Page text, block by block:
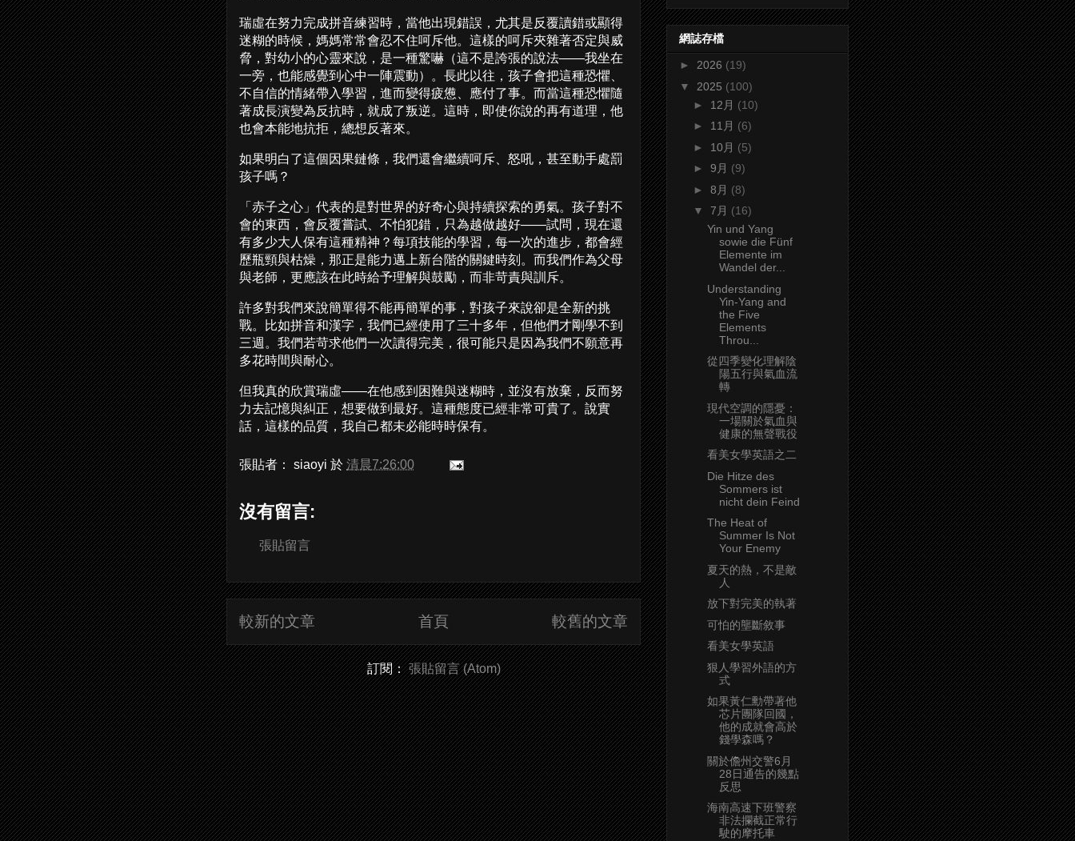
瑞虛在努力完成拼音練習時，當他出現錯誤，尤其是反覆讀錯或顯得
迷糊的時候，媽媽常常會忍不住呵斥他。這樣的呵斥夾雜著否定與威
脅，對幼小的心靈來說，是一種驚嚇（這不是誇張的說法——我坐在
一旁，也能感覺到心中一陣震動）。長此以往，孩子會把這種恐懼、
不自信的情緒帶入學習，進而變得疲憊、應付了事。而當這種恐懼隨
著成長演變為反抗時，就成了叛逆。這時，即使你說的再有道理，他
也會本能地抗拒，總想反著來。
如果明白了這個因果鏈條，我們還會繼續呵斥、怒吼，甚至動手處罰
孩子嗎？
「赤子之心」代表的是對世界的好奇心與持續探索的勇氣。孩子對不
會的東西，會反覆嘗試、不怕犯錯，只為越做越好——試問，現在還
有多少大人保有這種精神？每項技能的學習，每一次的進步，都會經
歷瓶頸與枯燥，那正是能力邁上新台階的關鍵時刻。而我們作為父母
與老師，更應該在此時給予理解與鼓勵，而非苛責與訓斥。
許多對我們來說簡單得不能再簡單的事，對孩子來說卻是全新的挑
戰。比如拼音和漢字，我們已經使用了三十多年，但他們才剛學不到
三週。我們若苛求他們一次讀得完美，很可能只是因為我們不願意再
多花時間與耐心。
但我真的欣賞瑞虛——在他感到困難與迷糊時，並沒有放棄，反而努
力去記憶與糾正，想要做到最好。這種態度已經非常可貴了。說實
話，這樣的品質，我自己都未必能時時保有。
張貼者： siaoyi 於 清晨7:26:00
沒有留言:
張貼留言
較新的文章 較舊的文章
首頁
訂閱：張貼留言 (Atom)
網誌存檔
► 2026 (19)
▼ 2025 (100)
► 12月 (10)
► 11月 (6)
► 10月 (5)
► 9月 (9)
► 8月 (8)
▼ 7月 (16)
Yin und Yang
sowie die Fünf
Elemente im
Wandel der...
Understanding
Yin-Yang and
the Five
Elements
Throu...
從四季變化理解陰
陽五行與氣血流
轉
現代空調的隱憂：
一場關於氣血與
健康的無聲戰役
看美女學英語之二
Die Hitze des
Sommers ist
nicht dein Feind
The Heat of
Summer Is Not
Your Enemy
夏天的熱，不是敵
人
放下對完美的執著
可怕的壟斷敘事
看美女學英語
狠人學習外語的方
式
如果黃仁勳帶著他
芯片團隊回國，
他的成就會高於
錢學森嗎？
關於儋州交警6月
28日通告的幾點
反思
海南高速下班警察
非法攔截正常行
駛的摩托車